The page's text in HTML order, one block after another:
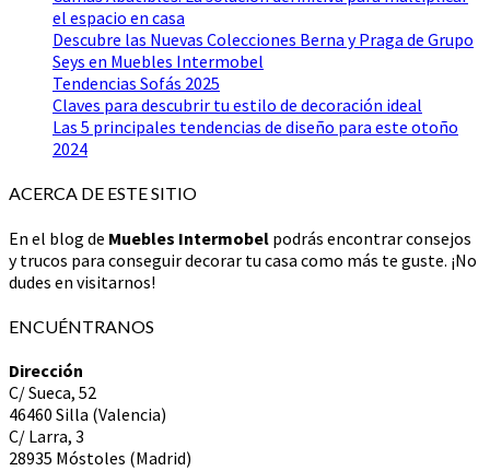
el espacio en casa
Descubre las Nuevas Colecciones Berna y Praga de Grupo
Seys en Muebles Intermobel
Tendencias Sofás 2025
Claves para descubrir tu estilo de decoración ideal
Las 5 principales tendencias de diseño para este otoño
2024
ACERCA DE ESTE SITIO
En el blog de Muebles Intermobel podrás encontrar consejos
y trucos para conseguir decorar tu casa como más te guste. ¡No
dudes en visitarnos!
ENCUÉNTRANOS
Dirección
C/ Sueca, 52
46460 Silla (Valencia)
C/ Larra, 3
28935 Móstoles (Madrid)